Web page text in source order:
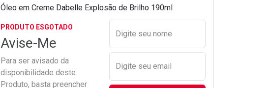
Óleo em Creme Dabelle Explosão de Brilho 190ml
PRODUTO ESGOTADO
Avise-Me
Para ser avisado da
disponibilidade deste
Produto, basta preencher
Preencher nome e email
Digite seu nome
Digite seu email